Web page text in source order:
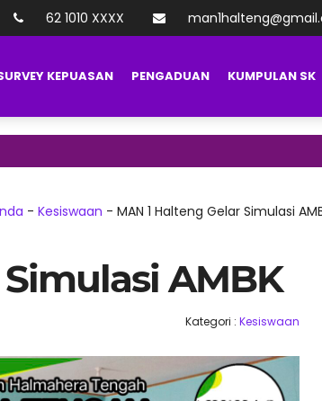
62 1010 XXXX
KEPUASAN PENGADUAN KUMPULAN SK
- Kesiswaan - MAN 1 Halteng Gelar Simulasi
AMBK
Kategori :Kesiswaan